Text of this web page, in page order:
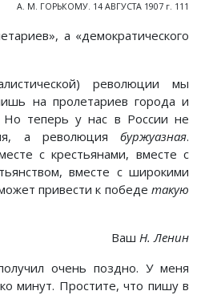
А. М. ГОРЬКОМУ. 14 АВГУСТА 1907 г. 111
а «демократического
революции мы
на пролетариев города и
Но теперь у нас в России не
а революция буржуазная.
с крестьянами, вместе с
вместе с широкими
привести к победе такую
Ваш Н. Ленин
очень поздно. У меня
минут. Простите, что пишу в